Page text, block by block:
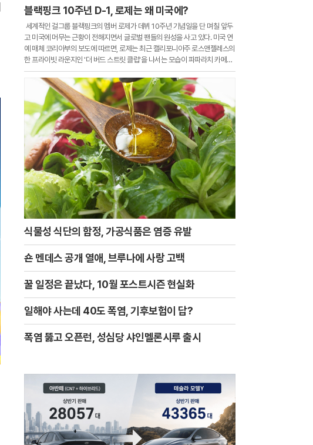
블랙핑크 10주년 D-1, 로제는 왜 미국에?
세계적인 걸그룹 블랙핑크의 멤버 로제가 데뷔 10주년 기념일을 단 며칠 앞두
고 미국에 머무는 근황이 전해지면서 글로벌 팬들의 원성을 사고 있다. 미국 연
예 매체 코리아부의 보도에 따르면, 로제는 최근 캘리포니아주 로스앤젤레스의
한 프라이빗 라운지인 '더 버드 스트릿 클럽'을 나서는 모습이 파파라치 카메라
에 포착
식물성 식단의 함정, 가공식품은 염증 유발
숀 멘데스 공개 열애, 브루나에 사랑 고백
꿀 일정은 끝났다, 10월 포스트시즌 현실화
일해야 사는데 40도 폭염, 기후보험이 답?
폭염 뚫고 오픈런, 성심당 샤인멜론시루 출시